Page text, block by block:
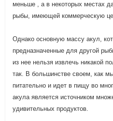
меньше , а в некоторых местах
рыбы, имеющей коммерческую
Однако основную массу акул,
предназначенные для другой
из нее нельзя извлечь никакой
так. В большинстве своем, как
питательно и идет в пищу во
акула является источником
удивительных продуктов.